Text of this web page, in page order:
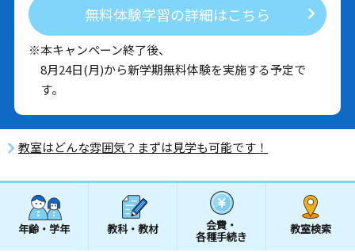
無料体験学習の詳細はこちら
※本キャンペーン終了後、
8月24日(月)から新学期無料体験を実施する予定で
す。
教室はどんな雰囲気？まずは見学も可能です！
年齢・学年 教科・教材 会費・
各種手続き
教室検索